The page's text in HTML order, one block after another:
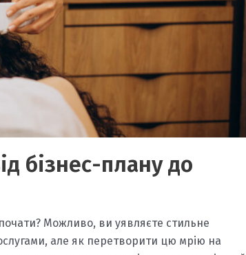
бізнес-плану до
Можливо, ви уявляєте стильне
але як перетворити цю мрію на